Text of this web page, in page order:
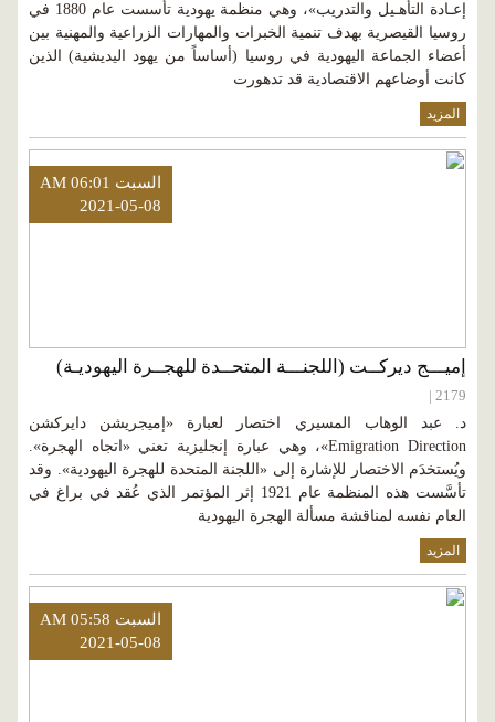
إعـادة التأهـيل والتدريب»، وهي منظمة يهودية تأسست عام 1880 في
روسيا القيصرية بهدف تنمية الخبرات والمهارات الزراعية والمهنية بين
أعضاء الجماعة اليهودية في روسيا (أساساً من يهود اليديشية) الذين
كانت أوضاعهم الاقتصادية قد تدهورت
المزيد
السبت AM 06:01
2021-05-08
إميـــج ديركــت (اللجنـــة المتحــدة للهجــرة اليهوديـة)
2179 |
د. عبد الوهاب المسيري اختصار لعبارة «إميجريشن دايركشن
Emigration Direction»، وهي عبارة إنجليزية تعني «اتجاه الهجرة».
ويُستخدَم الاختصار للإشارة إلى «اللجنة المتحدة للهجرة اليهودية». وقد
تأسَّست هذه المنظمة عام 1921 إثر المؤتمر الذي عُقد في براغ في
العام نفسه لمناقشة مسألة الهجرة اليهودية
المزيد
السبت AM 05:58
2021-05-08